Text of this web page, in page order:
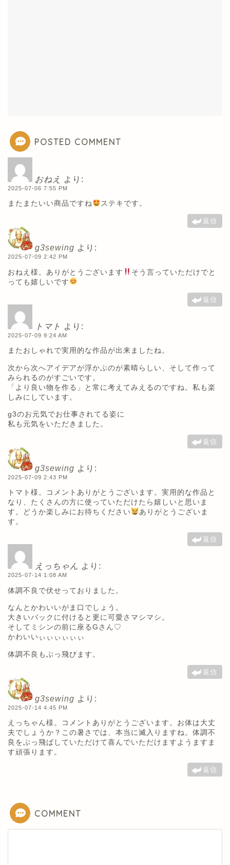
POSTED COMMENT
おねえ より:
2025-07-06 7:55 PM
またまたいい商品ですね ステキです。
返信
g3sewing より:
2025-07-09 2:42 PM
おねえ様。ありがとうございます
そう言っていただけでと
っても嬉しいです
返信
トマト より:
2025-07-09 9:24 AM
またおしゃれで実用的な作品が出来ましたね。
次から次へアイデアが浮かぶのが素晴らしい、そして作って
みられるのがすごいです。
「より良い物を作る」と常に考えてみえるのですね。私も楽
しみにしています。
g3のお元気でお仕事されてる姿に
私も元気をいただきました。
返信
g3sewing より:
2025-07-09 2:43 PM
トマト様。コメントありがとうございます。実用的な作品と
なり、たくさんの方に使っていただけたら嬉しいと思いま
す。どうか楽しみにお待ちください
ありがとうございま
す。
返信
えっちゃん より:
2025-07-14 1:08 AM
体調不良で伏せっておりました。
なんとかわいいがま口でしょう。
大きいバックに付けると更に可愛さマシマシ。
そしてミシンの前に座るGさん♡
かわいいぃぃぃぃぃぃ
体調不良もぶっ飛びます。
返信
g3sewing より:
2025-07-14 4:45 PM
えっちゃん様。コメントありがとうございます。お体は大丈
夫でしょうか？この暑さでは、本当に滅入りますね。体調不
良をぶっ飛ばしていただけて喜んでいただけますようますま
す頑張ります。
返信
COMMENT